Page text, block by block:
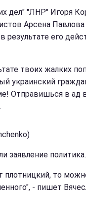
дел" "ЛНР" Игоря
Арсена Павлова
результате его
твоих жалких
украинский
Отправишься в ад
заявление политика.
плотницкий, то
- пишет